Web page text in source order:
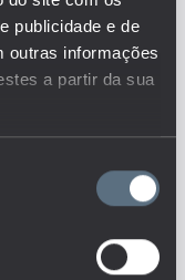
publicidade e de
outras informações
a partir da sua